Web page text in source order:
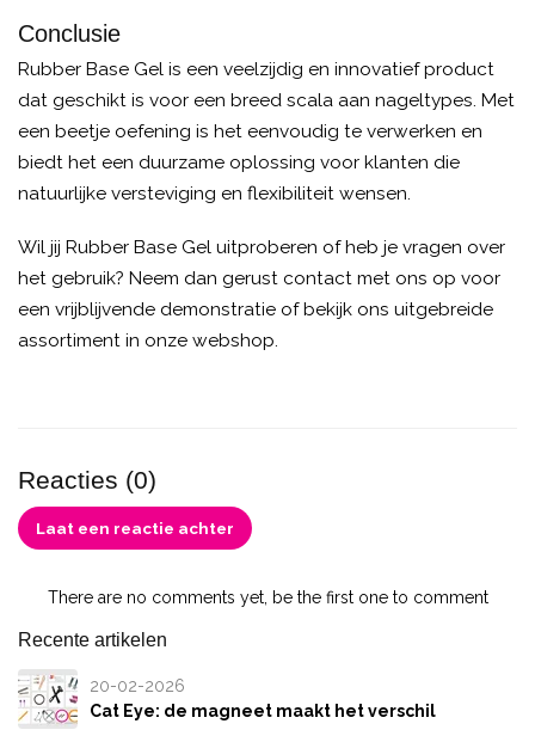
Conclusie
Rubber Base Gel is een veelzijdig en innovatief product
dat geschikt is voor een breed scala aan nageltypes. Met
een beetje oefening is het eenvoudig te verwerken en
biedt het een duurzame oplossing voor klanten die
natuurlijke versteviging en flexibiliteit wensen.
Wil jij Rubber Base Gel uitproberen of heb je vragen over
het gebruik? Neem dan gerust contact met ons op voor
een vrijblijvende demonstratie of bekijk ons uitgebreide
assortiment in onze webshop.
Reacties (0)
Laat een reactie achter
There are no comments yet, be the first one to comment
Recente artikelen
20-02-2026
Cat Eye: de magneet maakt het verschil